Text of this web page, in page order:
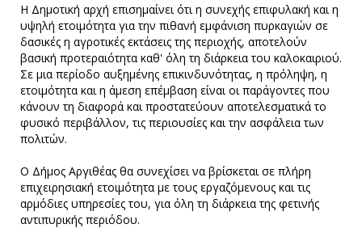
Η Δημοτική αρχή επισημαίνει ότι η συνεχής επιφυλακή και η
υψηλή ετοιμότητα για την πιθανή εμφάνιση πυρκαγιών σε
δασικές η αγροτικές εκτάσεις της περιοχής, αποτελούν
βασική προτεραιότητα καθ' όλη τη διάρκεια του καλοκαιριού.
Σε μια περίοδο αυξημένης επικινδυνότητας, η πρόληψη, η
ετοιμότητα και η άμεση επέμβαση είναι οι παράγοντες που
κάνουν τη διαφορά και προστατεύουν αποτελεσματικά το
φυσικό περιβάλλον, τις περιουσίες και την ασφάλεια των
πολιτών.
Ο Δήμος Αργιθέας θα συνεχίσει να βρίσκεται σε πλήρη
επιχειρησιακή ετοιμότητα με τους εργαζόμενους και τις
αρμόδιες υπηρεσίες του, για όλη τη διάρκεια της φετινής
αντιπυρικής περιόδου.